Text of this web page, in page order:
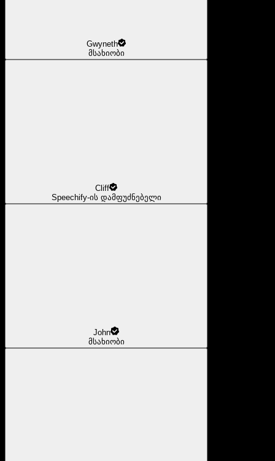
Gwyneth
მსახიობი
Cliff
Speechify-ის დამფუძნებელი
John
მსახიობი